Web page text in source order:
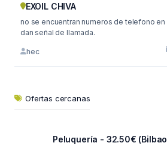
EXOIL CHIVA
no se encuentran numeros de telefono
dan señal de llamada.
hec
Ofertas cercanas
Peluquería - 32.50€